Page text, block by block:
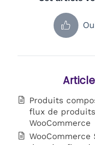
Produits
flux de produits
WooCommerce